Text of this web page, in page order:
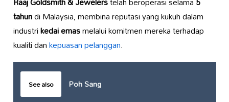
tahundi Malaysia, membina reputasi yang kukuh dalam
industrikedai emasmelalui komitmen mereka terhadap
kualiti dankepuasan pelanggan.
See also Poh Sang